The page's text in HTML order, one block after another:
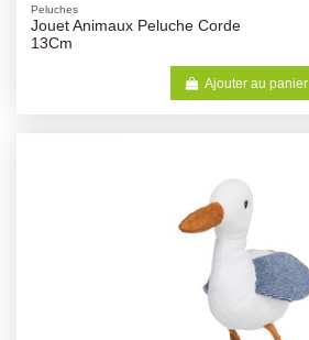
Peluches
Jouet Animaux Peluche Corde
13Cm
Ajouter au panier